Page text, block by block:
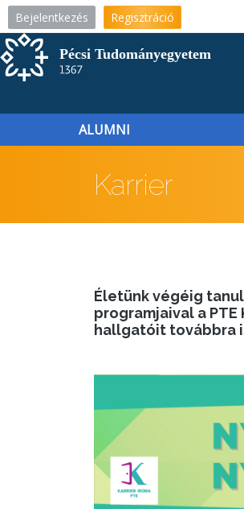
Ugrás
tartalomra
Bejelentkezés Regisztráció
ALUMNI
Karrier
Életünk végéig
programjaival a
hallgatóit továbbra